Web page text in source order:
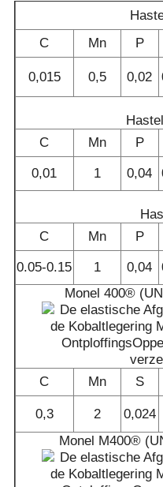
C
Mn P
0,015 0,5 0,02
C
Mn P
0,01
1 0,04
C
Mn P
0.05-0.15
1 0,04
Monel 400®
C Mn S
0,3 2 0,024
Monel M400®